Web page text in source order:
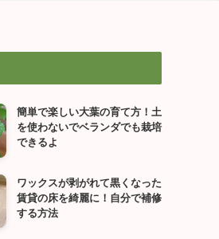
簡単で楽しい大葉の育て方！土
を使わないでベランダでも栽培
できるよ
ワックスが剥がれて黒くなった
賃貸の床を綺麗に！自分で補修
する方法